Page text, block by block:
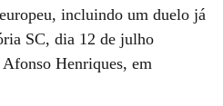
incluindo um duelo já
SC, dia 12 de julho
Henriques, em